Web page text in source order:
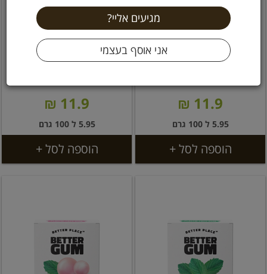
פנקו פירורי לחם יפניים
11.9 ₪
5.95 ל 100 גרם
הוספה לסל +
פנקו פירורי לחם יפניים
11.9 ₪
5.95 ל 100 גרם
הוספה לסל +